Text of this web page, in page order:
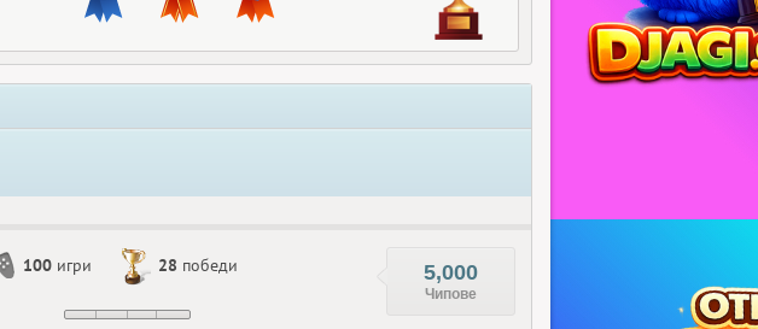
100 игри 28 победи 5,000
Чипове